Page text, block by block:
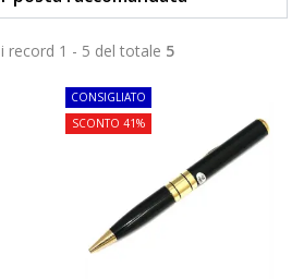
record 1 - 5 del totale 5
CONSIGLIATO
SCONTO 41%